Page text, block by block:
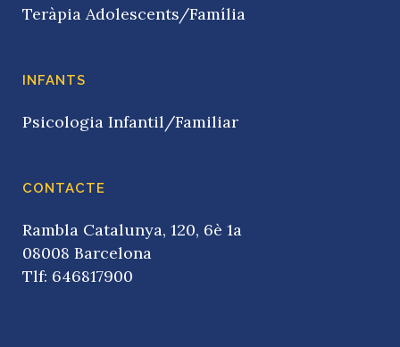
Teràpia Adolescents/Família
INFANTS
Psicologia Infantil/Familiar
CONTACTE
Rambla Catalunya, 120, 6è 1a
08008 Barcelona
Tlf: 646817900